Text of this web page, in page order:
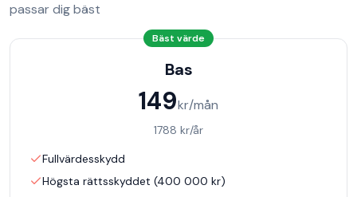
passar dig bäst
Bäst värde
Bas
149kr/mån
1788 kr/år
Fullvärdesskydd
Högsta rättsskyddet (400 000 kr)